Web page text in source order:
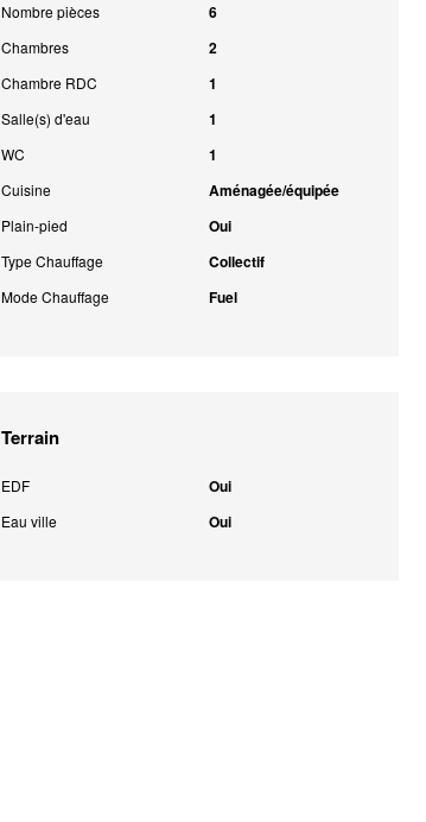
Nombre pièces 6
Chambres 2
Chambre RDC 1
Salle(s) d'eau 1
WC 1
Cuisine Aménagée/équipée
Plain-pied Oui
Type Chauffage Collectif
Mode Chauffage Fuel
Terrain
EDF Oui
Eau ville Oui